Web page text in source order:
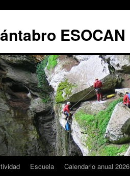
ESOCAN
Escuela Calendario anual 2026